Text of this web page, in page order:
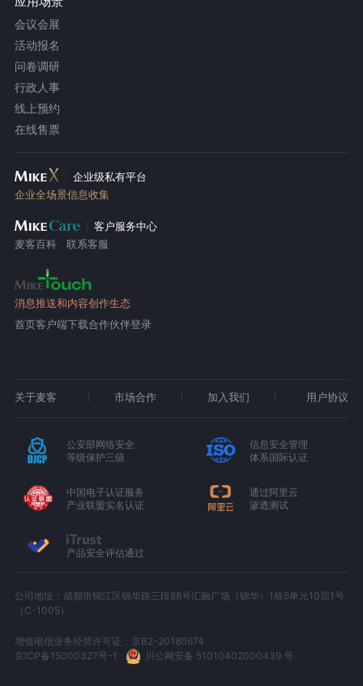
会议会展
活动报名
问卷调研
行政人事
线上预约
在线售票
企业级私有平台
企业全场景信息收集
客户服务中心
麦客百科
联系客服
消息推送和内容创作生态
首页客户端下载合作伙伴登录
关于麦客 市场合作 加入我们 用户协议
公安部网络安全
等级保护三级
信息安全管理
体系国际认证
中国电子认证服务
产业联盟实名认证
通过阿里云
渗透测试
产品安全评估通过
公司地址：成都市锦江区锦华路三段88号汇融广场（锦华）1栋5单元10层1号
（C-1005）
增值电信业务经营许可证：京B2-20180674
京ICP备15000327号-1
川公网安备 51010402000439 号